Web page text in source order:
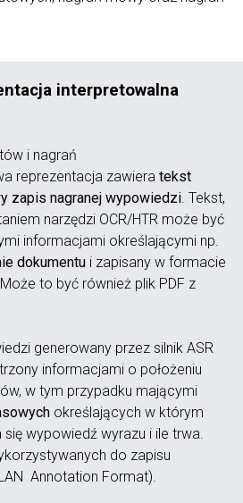
interpretowalna
i nagrań
reprezentacja zawiera tekst
zapis nagranej wypowiedzi. Tekst,
narzędzi OCR/HTR może być
informacjami określającymi np.
dokumentu i zapisany w formacie
to być również plik PDF z
generowany przez silnik ASR
informacjami o położeniu
w tym przypadku mającymi
określających w którym
wypowiedź wyrazu i ile trwa.
do zapisu
Annotation Format).